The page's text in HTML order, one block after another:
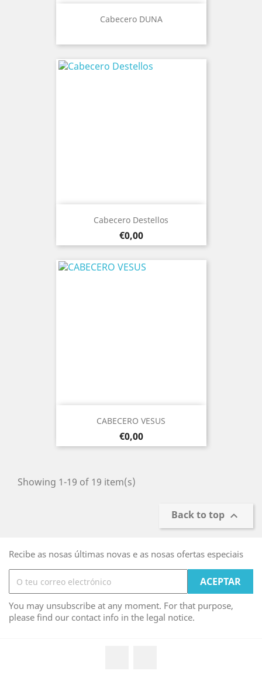
Cabecero DUNA
Cabecero Destellos
Prezo
€0,00
CABECERO VESUS
Prezo
€0,00
Showing 1-19 of 19 item(s)
Back to top 
Recibe as nosas últimas novas e as nosas ofertas especiais
You may unsubscribe at any moment. For that purpose,
please find our contact info in the legal notice.